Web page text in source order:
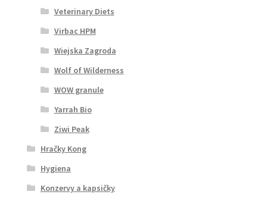
Veterinary Diets
Virbac HPM
Wiejska Zagroda
Wolf of Wilderness
WOW granule
Yarrah Bio
Ziwi Peak
Hračky Kong
Hygiena
Konzervy a kapsičky